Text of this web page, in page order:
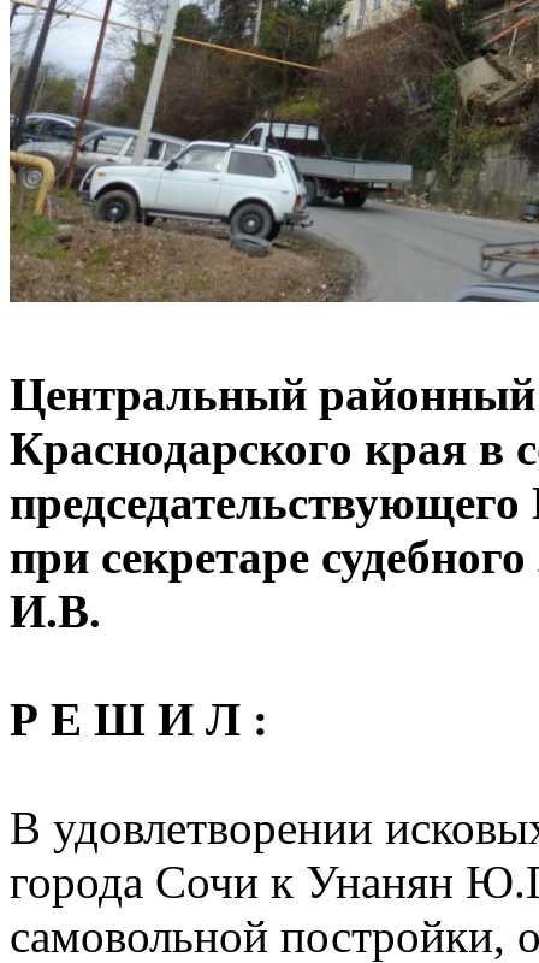
Центральный районный
Краснодарского края в
при секретаре
И.В.
Р Е Ш И Л :
В удовлетворении
города Сочи к Унанян
самовольной постройки,